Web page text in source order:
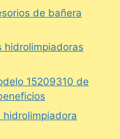
de bañera
hidrolimpiadoras
15209310 de
hidrolimpiadora